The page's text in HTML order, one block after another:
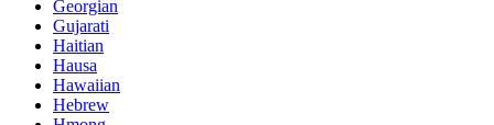
Georgian
Gujarati
Haitian
Hausa
Hawaiian
Hebrew